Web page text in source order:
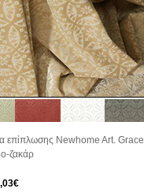
επίπλωσης Newhome Art.
ζακάρ